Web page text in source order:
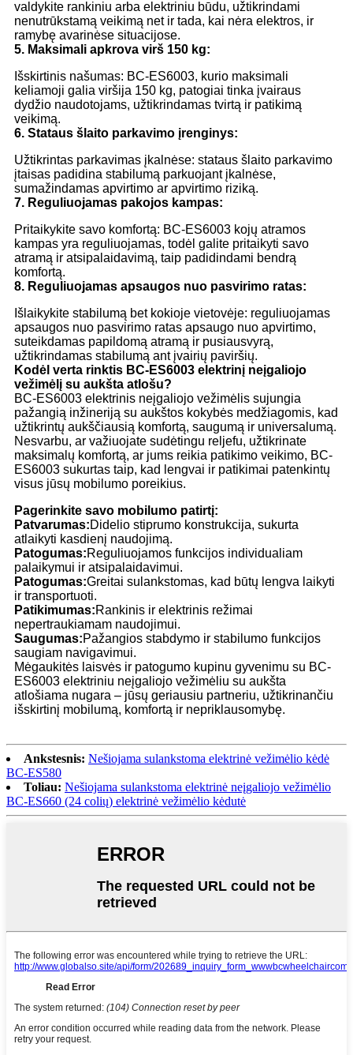
valdykite rankiniu arba elektriniu būdu, užtikrindami
nenutrūkstamą veikimą net ir tada, kai nėra elektros, ir
ramybę avarinėse situacijose.
5. Maksimali apkrova virš 150 kg:
Išskirtinis našumas: BC-ES6003, kurio maksimali
keliamoji galia viršija 150 kg, patogiai tinka įvairaus
dydžio naudotojams, užtikrindamas tvirtą ir patikimą
veikimą.
6. Stataus šlaito parkavimo įrenginys:
Užtikrintas parkavimas įkalnėse: stataus šlaito parkavimo
įtaisas padidina stabilumą parkuojant įkalnėse,
sumažindamas apvirtimo ar apvirtimo riziką.
7. Reguliuojamas pakojos kampas:
Pritaikykite savo komfortą: BC-ES6003 kojų atramos
kampas yra reguliuojamas, todėl galite pritaikyti savo
atramą ir atsipalaidavimą, taip padidindami bendrą
komfortą.
8. Reguliuojamas apsaugos nuo pasvirimo ratas:
Išlaikykite stabilumą bet kokioje vietovėje: reguliuojamas
apsaugos nuo pasvirimo ratas apsaugo nuo apvirtimo,
suteikdamas papildomą atramą ir pusiausvyrą,
užtikrindamas stabilumą ant įvairių paviršių.
Kodėl verta rinktis BC-ES6003 elektrinį neįgaliojo
vežimėlį su aukšta atlošu?
BC-ES6003 elektrinis neįgaliojo vežimėlis sujungia
pažangią inžineriją su aukštos kokybės medžiagomis, kad
užtikrintų aukščiausią komfortą, saugumą ir universalumą.
Nesvarbu, ar važiuojate sudėtingu reljefu, užtikrinate
maksimalų komfortą, ar jums reikia patikimo veikimo, BC-
ES6003 sukurtas taip, kad lengvai ir patikimai patenkintų
visus jūsų mobilumo poreikius.
Pagerinkite savo mobilumo patirtį:
Patvarumas:Didelio stiprumo konstrukcija, sukurta
atlaikyti kasdienį naudojimą.
Patogumas:Reguliuojamos funkcijos individualiam
palaikymui ir atsipalaidavimui.
Patogumas:Greitai sulankstomas, kad būtų lengva laikyti
ir transportuoti.
Patikimumas:Rankinis ir elektrinis režimai
nepertraukiamam naudojimui.
Saugumas:Pažangios stabdymo ir stabilumo funkcijos
saugiam navigavimui.
Mėgaukitės laisvės ir patogumo kupinu gyvenimu su BC-
ES6003 elektriniu neįgaliojo vežimėliu su aukšta
atlošiama nugara – jūsų geriausiu partneriu, užtikrinančiu
išskirtinį mobilumą, komfortą ir nepriklausomybę.
Ankstesnis: Nešiojama sulankstoma elektrinė vežimėlio kėdė
BC-ES580
Toliau: Nešiojama sulankstoma elektrinė neįgaliojo vežimėlio
BC-ES660 (24 colių) elektrinė vežimėlio kėdutė